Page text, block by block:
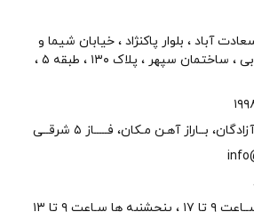
آباد ، بلوار پاکنژاد ، خیابان شیما و
شهرزاد زند وکیلی غربی ، ساختمان سپهر ، پلاک ۱۳۰ ، طبقه ۵ ،
بــاراز آهـن مـکان، فـــــاز ۵ شرقــی
سـاعت ۹ تا ۱۳